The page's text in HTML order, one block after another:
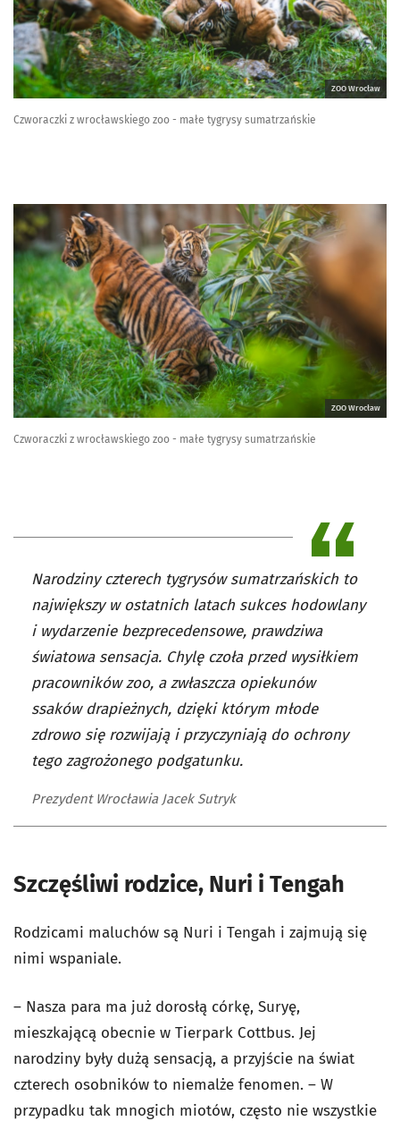
ZOO Wrocław
Czworaczki z wrocławskiego zoo - małe tygrysy sumatrzańskie
ZOO Wrocław
Czworaczki z wrocławskiego zoo - małe tygrysy sumatrzańskie
Narodziny czterech tygrysów sumatrzańskich to
największy w ostatnich latach sukces hodowlany
i wydarzenie bezprecedensowe, prawdziwa
światowa sensacja. Chylę czoła przed wysiłkiem
pracowników zoo, a zwłaszcza opiekunów
ssaków drapieżnych, dzięki którym młode
zdrowo się rozwijają i przyczyniają do ochrony
tego zagrożonego podgatunku.
Prezydent Wrocławia Jacek Sutryk
Szczęśliwi rodzice, Nuri i Tengah
Rodzicami maluchów są Nuri i Tengah i zajmują się
nimi wspaniale.
– Nasza para ma już dorosłą córkę, Suryę,
mieszkającą obecnie w Tierpark Cottbus. Jej
narodziny były dużą sensacją, a przyjście na świat
czterech osobników to niemalże fenomen. – W
przypadku tak mnogich miotów, często nie wszystkie